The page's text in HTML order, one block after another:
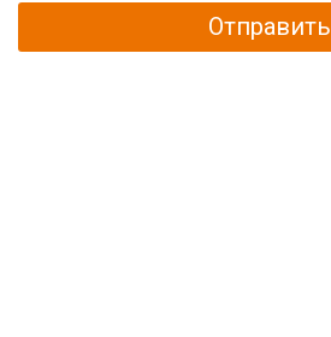
Отправить